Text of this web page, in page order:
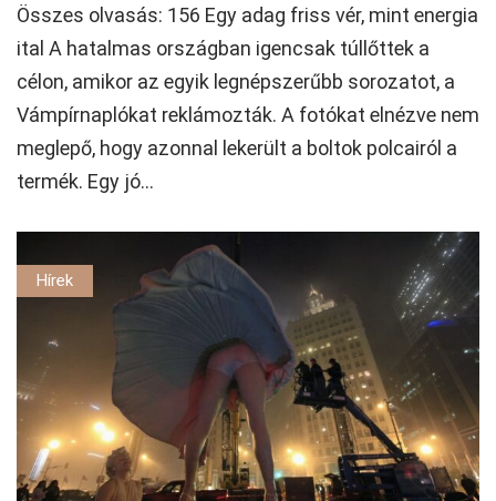
Összes olvasás: 156 Egy adag friss vér, mint energia
ital A hatalmas országban igencsak túllőttek a
célon, amikor az egyik legnépszerűbb sorozatot, a
Vámpírnaplókat reklámozták. A fotókat elnézve nem
meglepő, hogy azonnal lekerült a boltok polcairól a
termék. Egy jó...
Hírek